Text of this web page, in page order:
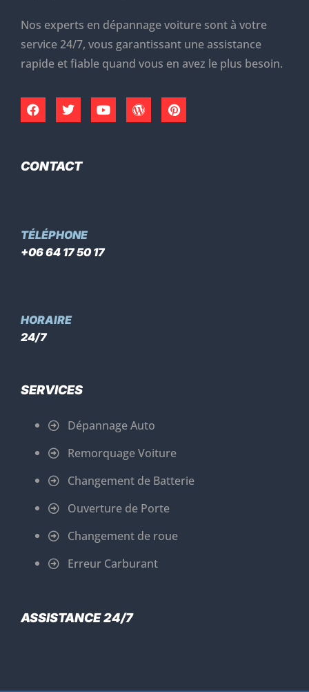
Nos experts en dépannage voiture sont à votre
service 24/7, vous garantissant une assistance
rapide et fiable quand vous en avez le plus besoin.
CONTACT
TÉLÉPHONE
+06 64 17 50 17
HORAIRE
24/7
SERVICES
Dépannage Auto
Remorquage Voiture
Changement de Batterie
Ouverture de Porte
Changement de roue
Erreur Carburant
ASSISTANCE 24/7